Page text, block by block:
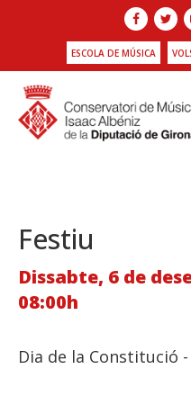
ESCOLA DE MÚSICA
Festiu
Dissabte, 6 de
08:00h
Dia de la Constitució